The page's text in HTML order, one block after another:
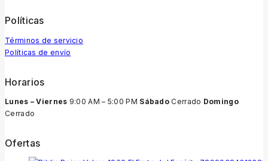
Políticas
Términos de servicio
Políticas de envío
Horarios
Lunes – Viernes 9:00 AM – 5:00 PM Sábado Cerrado Domingo
Cerrado
Ofertas